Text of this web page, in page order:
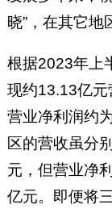
晓”，在其它地
根据2023年上
现约13.13亿元
营业净利润约
区的营收虽分
元，但营业净
亿元。即便将